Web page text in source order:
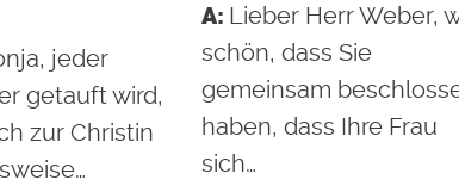
jeder
getauft wird,
zur Christin
Lieber Herr Weber,
schön, dass Sie
gemeinsam
haben, dass Ihre Frau
sich…